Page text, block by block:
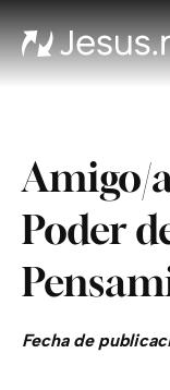
Amigo/
Poder
Fecha de